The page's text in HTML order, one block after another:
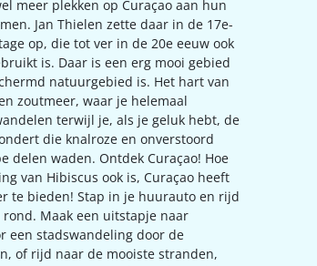
meer plekken op Curaçao aan hun
Jan Thielen zette daar in de 17e-
op, die tot ver in de 20e eeuw ook
is. Daar is een erg mooi gebied
natuurgebied is. Het hart van
zoutmeer, waar je helemaal
terwijl je, als je geluk hebt, de
die knalroze en onverstoord
delen waden. Ontdek Curaçao! Hoe
van Hibiscus ook is, Curaçao heeft
te bieden! Stap in je huurauto en rijd
Maak een uitstapje naar
een stadswandeling door de
of rijd naar de mooiste stranden,